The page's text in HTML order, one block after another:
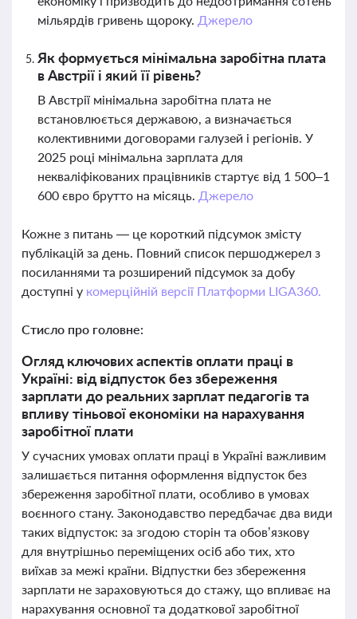
мільярдів гривень щороку. Джерело
Як формується мінімальна заробітна плата
в Австрії і який її рівень?
В Австрії мінімальна заробітна плата не
встановлюється державою, а визначається
колективними договорами галузей і регіонів. У
2025 році мінімальна зарплата для
некваліфікованих працівників стартує від 1 500–1
600 євро брутто на місяць. Джерело
Кожне з питань — це короткий підсумок змісту
публікацій за день. Повний список першоджерел з
посиланнями та розширений підсумок за добу
доступні у комерційній версії Платформи LIGA360.
Стисло про головне:
Огляд ключових аспектів оплати праці в
Україні: від відпусток без збереження
зарплати до реальних зарплат педагогів та
впливу тіньової економіки на нарахування
заробітної плати
У сучасних умовах оплати праці в Україні важливим
залишається питання оформлення відпусток без
збереження заробітної плати, особливо в умовах
воєнного стану. Законодавство передбачає два види
таких відпусток: за згодою сторін та обов’язкову
для внутрішньо переміщених осіб або тих, хто
виїхав за межі країни. Відпустки без збереження
зарплати не зараховуються до стажу, що впливає на
нарахування основної та додаткової заробітної